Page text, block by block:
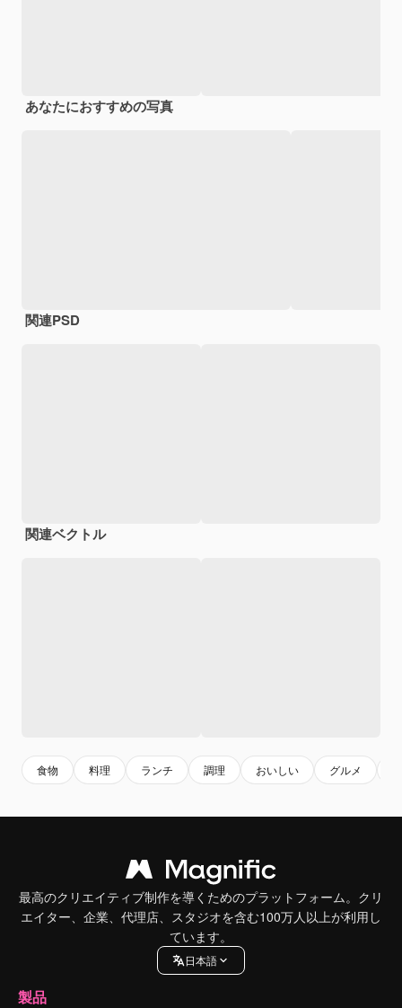
あなたにおすすめの写真
関連PSD
関連ベクトル
食物 料理 ランチ 調理 おいしい グルメ
最高のクリエイティブ制作を導くためのプラットフォーム。クリ
エイター、企業、代理店、スタジオを含む100万人以上が利用し
ています。
日本語
製品